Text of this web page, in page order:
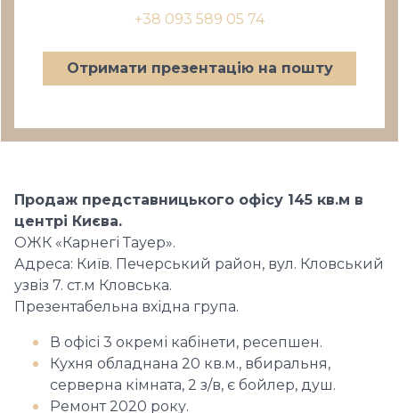
+38 093 589 05 74
Отримати презентацію на пошту
Продаж представницького офісу 145 кв.м в
центрі Києва.
ОЖК «Карнегі Тауер».
Адреса: Київ. Печерський район, вул. Кловський
узвіз 7. ст.м Кловська.
Презентабельна вхідна група.
В офісі 3 окремі кабінети, ресепшен.
Кухня обладнана 20 кв.м., вбиральня,
серверна кімната, 2 з/в, є бойлер, душ.
Ремонт 2020 року.